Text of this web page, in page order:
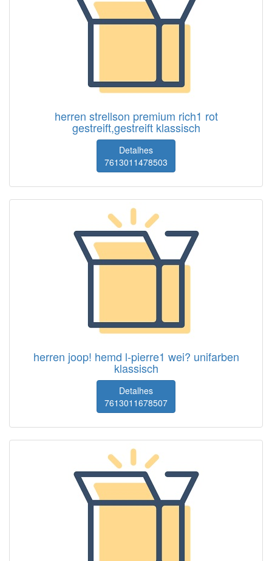
herren strellson premium rich1 rot
gestreift,gestreift klassisch
Detalhes
7613011478503
herren joop! hemd l-pierre1 wei? unifarben
klassisch
Detalhes
7613011678507